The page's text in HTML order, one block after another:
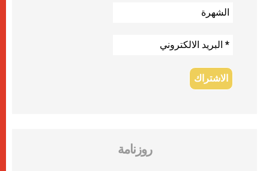
روزنامة